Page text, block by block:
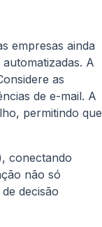
empresas ainda
A
as
de e-mail. A
permitindo que
conectando
não só
decisão